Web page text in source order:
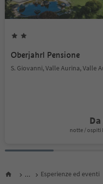
Oberjahrl Pensione
S. Giovanni, Valle Aurina, Valle
Da
notte / ospiti
... Esperienze ed eventi